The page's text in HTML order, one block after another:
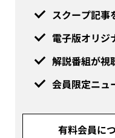
スクープ記事
電子版オリジ
解説番組が視
会員限定ニュ
有料会員に